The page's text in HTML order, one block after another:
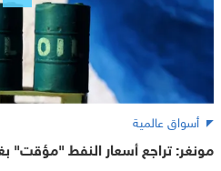
أسواق عالمية
مونغر: تراجع أسعار النفط